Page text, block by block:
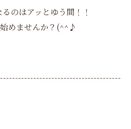
のはアッとゆう間！！
めませんか？(^^♪